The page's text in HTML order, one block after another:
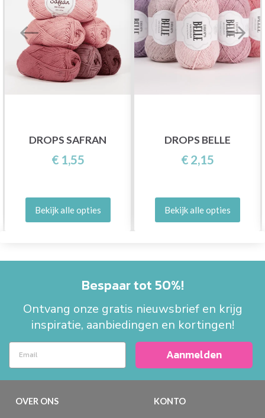
DROPS SAFRAN
€ 1,55
Bekijk alle opties
DROPS BELLE
€ 2,15
Bekijk alle opties
Bespaar tot 50%!
Ontvang onze gratis nieuwsbrief en krijg
inspiratie, aanbiedingen en kortingen!
Aanmelden
OVER ONS KONTO